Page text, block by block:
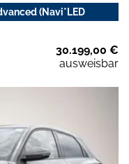
(Navi*LED
30.199,00 €
ausweisbar